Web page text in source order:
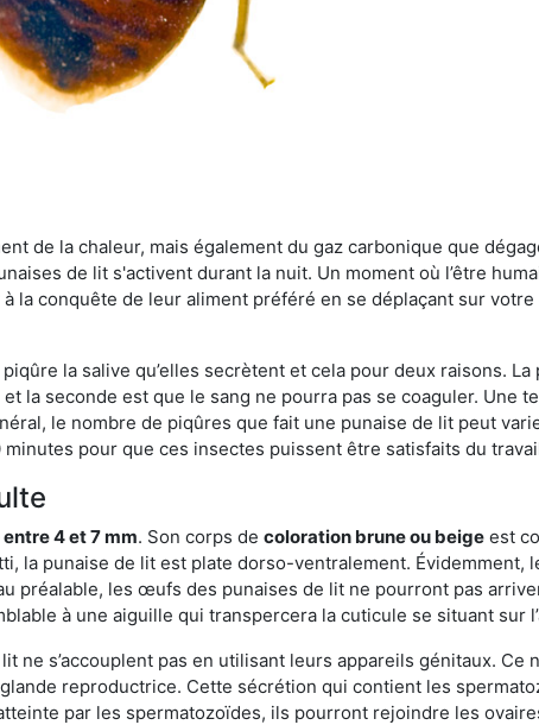
de la chaleur, mais également du gaz carbonique que
de lit s'activent durant la nuit. Un moment où l’être
la conquête de leur aliment préféré en se déplaçant sur
la salive qu’elles secrètent et cela pour deux raisons.
la seconde est que le sang ne pourra pas se coaguler. Une
le nombre de piqûres que fait une punaise de lit peut
pour que ces insectes puissent être satisfaits du
4 et 7 mm. Son corps de coloration brune ou beige est
la punaise de lit est plate dorso-ventralement. Évidemment,
préalable, les œufs des punaises de lit ne pourront pas
à une aiguille qui transpercera la cuticule se situant sur
ne s’accouplent pas en utilisant leurs appareils génitaux. Ce
reproductrice. Cette sécrétion qui contient les
par les spermatozoïdes, ils pourront rejoindre les